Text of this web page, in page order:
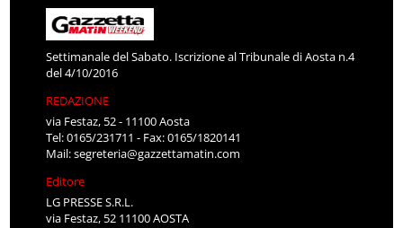
Settimanale del Sabato. Iscrizione al Tribunale di Aosta n.4
del 4/10/2016
REDAZIONE
via Festaz, 52 - 11100 Aosta
Tel: 0165/231711 - Fax: 0165/1820141
Mail:segreteria@gazzettamatin.com
Editore
LG PRESSE S.R.L.
via Festaz, 52 11100 AOSTA